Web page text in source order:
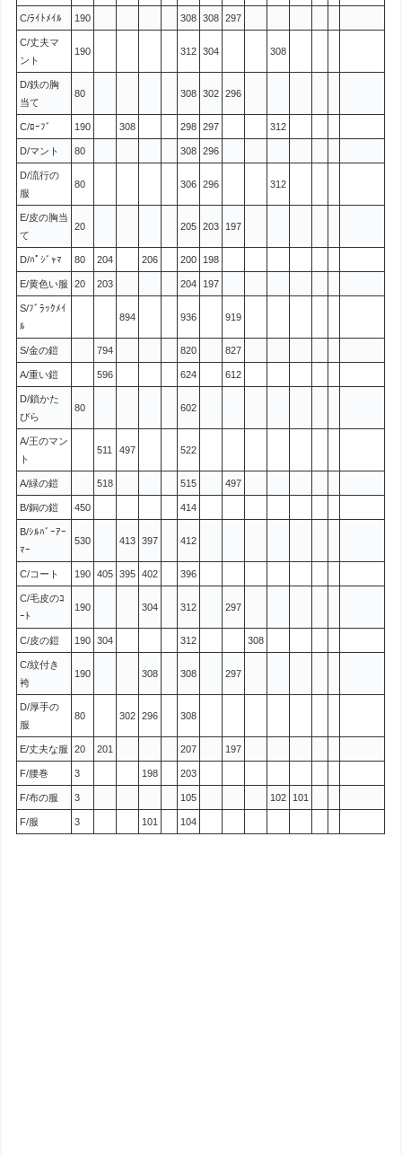
C/ﾗｲﾄﾒｲﾙ 190 308 308 297
C/丈夫マ
ント
190 312 304 308
D/鉄の胸
当て
80 308 302 296
C/ﾛｰﾌﾞ 190 308 298 297 312
D/マント 80 308 296
D/流行の
服
80 306 296 312
E/皮の胸当
て
20 205 203 197
D/ﾊﾟｼﾞｬﾏ 80 204 206 200 198
E/黄色い服 20 203 204 197
S/ﾌﾞﾗｯｸﾒｲ
ﾙ
894 936 919
S/金の鎧 794 820 827
A/重い鎧 596 624 612
D/鎖かた
びら
80 602
A/王のマン
ト
511 497 522
A/緑の鎧 518 515 497
B/銅の鎧 450 414
B/ｼﾙﾊﾞｰｱｰ
ﾏｰ
530 413 397 412
C/コート 190 405 395 402 396
C/毛皮のｺ
ｰﾄ
190 304 312 297
C/皮の鎧 190 304 312 308
C/紋付き
袴
190 308 308 297
D/厚手の
服
80 302 296 308
E/丈夫な服 20 201 207 197
F/腰巻 3 198 203
F/布の服 3 105 102 101
F/服 3 101 104